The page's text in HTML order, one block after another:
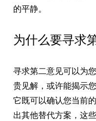
的平静。
为什么要寻求
寻求第二意见可以为
贵见解，或许能揭示
它既可以确认您当前
出其他替代方案，这